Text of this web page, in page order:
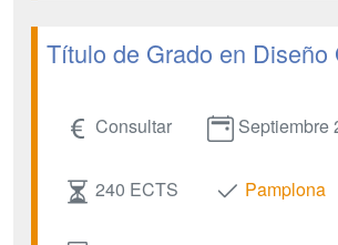
Título de Grado en Diseño
Consultar Septiembre
240 ECTS Pamplona